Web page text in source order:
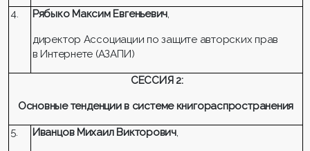
4. Рябыко Максим Евгеньевич,
директор Ассоциации по защите авторских прав
в Интернете (АЗАПИ)
СЕССИЯ 2:
Основные тенденции в системе книгораспространения
5. Иванцов Михаил Викторович,